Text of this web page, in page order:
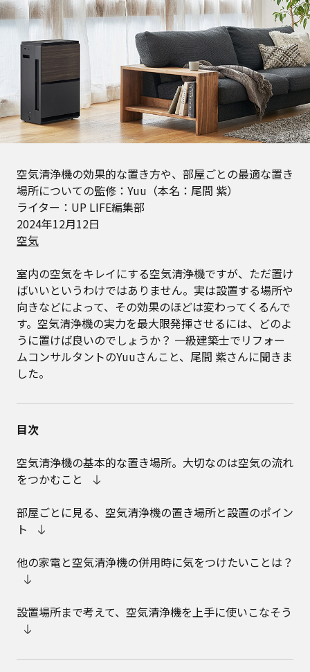
空気清浄機の効果的な置き方や、部屋ごとの最適な置き
場所についての監修：Yuu（本名：尾間 紫）
ライター：UP LIFE編集部
2024年12月12日
空気
室内の空気をキレイにする空気清浄機ですが、ただ置け
ばいいというわけではありません。実は設置する場所や
向きなどによって、その効果のほどは変わってくるんで
す。空気清浄機の実力を最大限発揮させるには、どのよ
うに置けば良いのでしょうか？ 一級建築士でリフォー
ムコンサルタントのYuuさんこと、尾間 紫さんに聞きま
した。
目次
空気清浄機の基本的な置き場所。大切なのは空気の流れ
をつかむこと
部屋ごとに見る、空気清浄機の置き場所と設置のポイン
ト
他の家電と空気清浄機の併用時に気をつけたいことは？
設置場所まで考えて、空気清浄機を上手に使いこなそう